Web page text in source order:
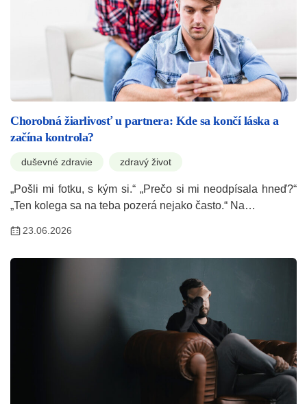
Chorobná žiarlivosť u partnera: Kde sa končí láska a
začína kontrola?
duševné zdravie zdravý život
„Pošli mi fotku, s kým si.“ „Prečo si mi neodpísala hneď?“
„Ten kolega sa na teba pozerá nejako často.“ Na…
23.06.2026